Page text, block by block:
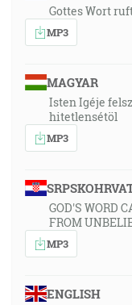
Gottes Wort
MP3
MAGYAR
Isten Igéje
hitetlensétöl
MP3
GOD'S WORD
FROM
MP3
ENGLISH